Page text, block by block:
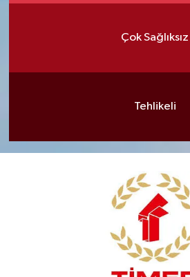
Çok Sağlıksız
Tehlikeli